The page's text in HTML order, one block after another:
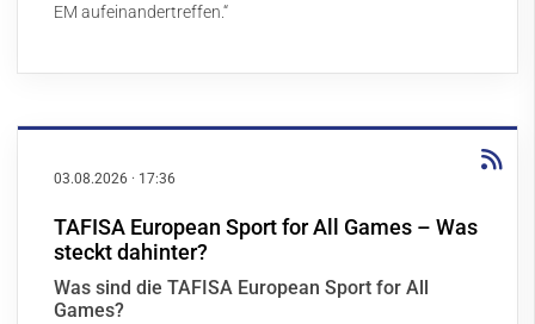
EM aufeinandertreffen.“
03.08.2026 · 17:36
TAFISA European Sport for All Games – Was
steckt dahinter?
Was sind die TAFISA European Sport for All
Games?